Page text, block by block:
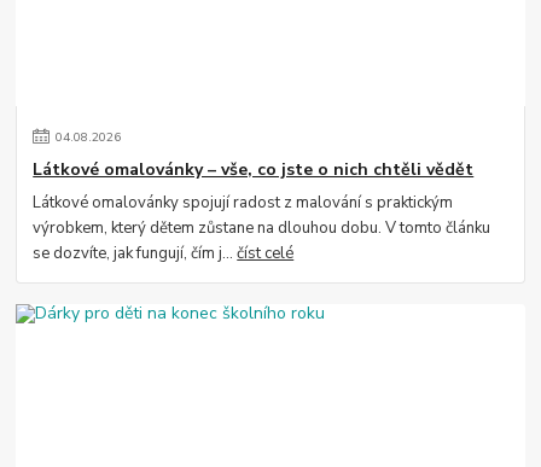
04.08.2026
Látkové omalovánky – vše, co jste o nich chtěli vědět
Látkové omalovánky spojují radost z malování s praktickým
výrobkem, který dětem zůstane na dlouhou dobu. V tomto článku
se dozvíte, jak fungují, čím j...číst celé